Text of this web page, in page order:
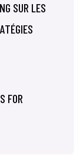
SUR LES
FOR